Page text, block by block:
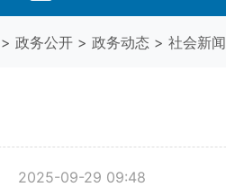
> 政务公开 > 政务动态 > 社会新闻
2025-09-29 09:48